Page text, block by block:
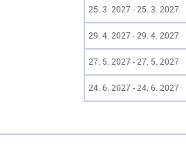
25. 3. 2027 - 25. 3. 2027
29. 4. 2027 - 29. 4. 2027
27. 5. 2027 - 27. 5. 2027
24. 6. 2027 - 24. 6. 2027